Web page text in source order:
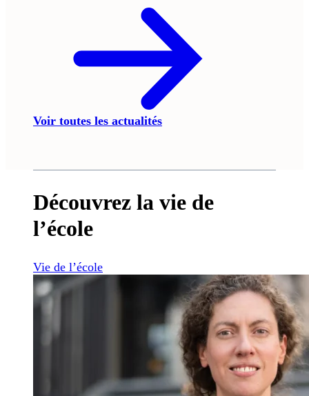
Voir toutes les actualités
Découvrez la vie de
l’école
Vie de l’école